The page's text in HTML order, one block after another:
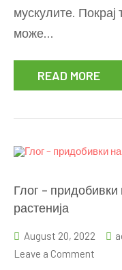
мускулите.
може…
READ MORE
Глог –
растенија
August 20, 2022
Leave a Comment